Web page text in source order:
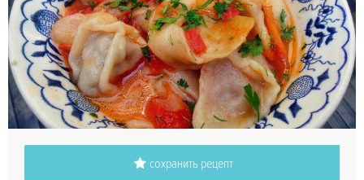
сохранить рецепт